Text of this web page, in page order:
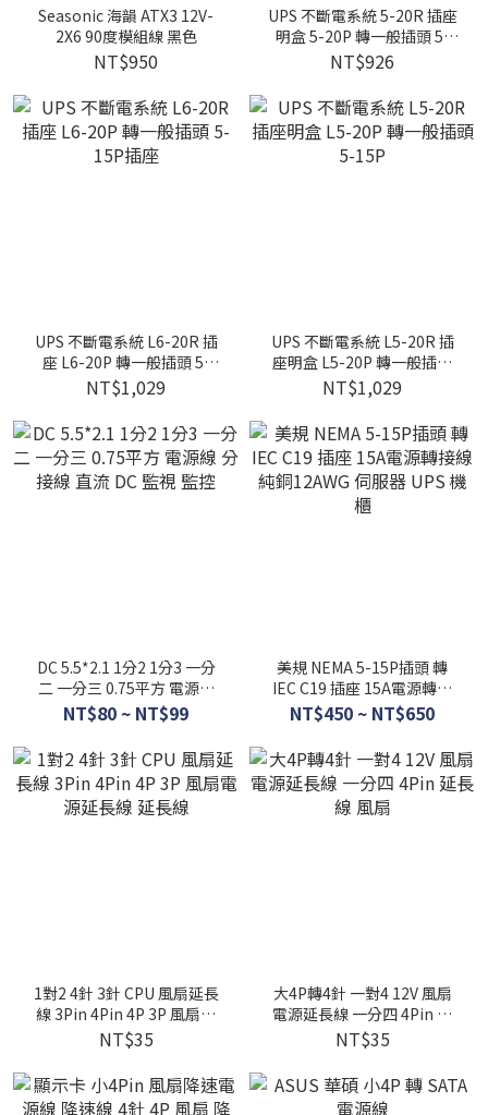
Seasonic 海韻 ATX3 12V-
2X6 90度模組線 黑色
NT$950
UPS 不斷電系統 5-20R 插座
明盒 5-20P 轉一般插頭 5-
15P
NT$926
UPS 不斷電系統 L6-20R 插
座 L6-20P 轉一般插頭 5-
15P插座
NT$1,029
UPS 不斷電系統 L5-20R 插
座明盒 L5-20P 轉一般插頭
5-15P
NT$1,029
DC 5.5*2.1 1分2 1分3 一分
二 一分三 0.75平方 電源線
分接線 直流 DC 監視 監控
NT$80 ~ NT$99
美規 NEMA 5-15P插頭 轉
IEC C19 插座 15A電源轉接
線 純銅12AWG 伺服器 UPS
NT$450 ~ NT$650
1對2 4針 3針 CPU 風扇延長
線 3Pin 4Pin 4P 3P 風扇電
源延長線 延長線
NT$35
大4P轉4針 一對4 12V 風扇
電源延長線 一分四 4Pin 延
長線 風扇
NT$35